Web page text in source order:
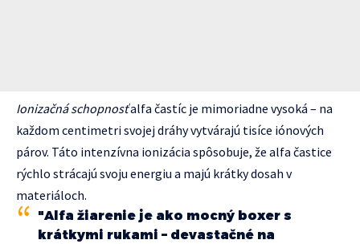
Ionizačná schopnosťalfa častíc je mimoriadne vysoká – na
každom centimetri svojej dráhy vytvárajú tisíce iónových
párov. Táto intenzívna ionizácia spôsobuje, že alfa častice
rýchlo strácajú svoju energiu a majú krátky dosah v
materiáloch.
"Alfa žiarenie je ako mocný boxer s
krátkymi rukami – devastačné na